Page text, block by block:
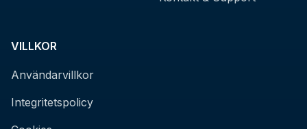
VILLKOR
Användarvillkor
Integritetspolicy